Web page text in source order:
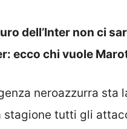
dell’Inter non ci
ecco chi vuole
neroazzurra sta
stagione tutti gli